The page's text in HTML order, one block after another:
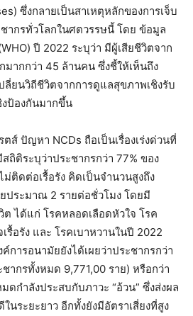
ซึ่งกลายเป็นสาเหตุหลักของการเจ็บ
ากรทั่วโลกในศตวรรษนี้ โดย ข้อมูล
ปี 2022 ระบุว่า มีผู้เสียชีวิตจาก
มากกว่า 45 ล้านคน ซึ่งชี้ให้เห็นถึง
ลี่ยนวิถีชีวิตจากการดูแลสุขภาพเชิงรับ
ป้องกันมากขึ้น
ตส์ ปัญหา NCDs ถือเป็นเรื่องเร่งด่วนที่
ถิติระบุว่าประชากรกว่า 77% ของ
ม่ติดต่อเรื้อรัง คิดเป็นจำนวนสูงถึง
ประมาณ 2 รายต่อชั่วโมง โดยมี
ต ได้แก่ โรคหลอดเลือดหัวใจ โรค
เรื้อรัง และ โรคเบาหวานในปี 2022
การอนามัยยังได้เผยว่าประชากรกว่า
ากรทั้งหมด 9,771,00 ราย) หรือกว่า
ดกำลังประสบกับภาวะ “อ้วน” ซึ่งส่งผล
นระยะยาว อีกทั้งยังมีอัตราเสี่ยงที่สูง